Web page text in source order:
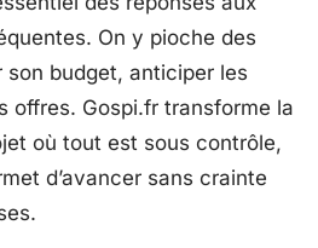
On y pioche des
budget, anticiper les
offres. Gospi.fr transforme la
où tout est sous contrôle,
d’avancer sans crainte